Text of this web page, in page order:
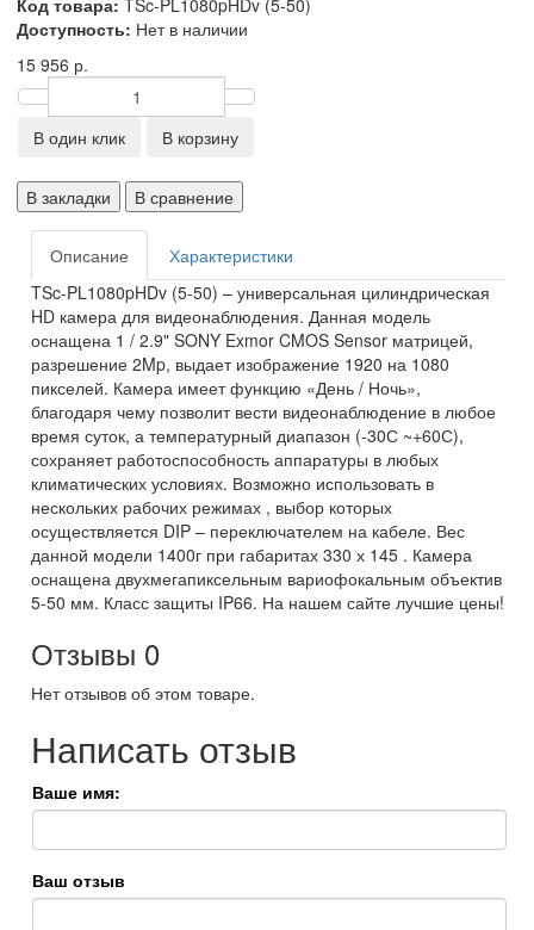
Код товара: TSc-PL1080pHDv (5-50)
Доступность: Нет в наличии
15 956 р.
В один клик В корзину
В закладки В сравнение
Описание
Характеристики
TSc-PL1080pHDv (5-50) – универсальная цилиндрическая
HD камера для видеонаблюдения. Данная модель
оснащена 1 / 2.9" SONY Exmor CMOS Sensor матрицей,
разрешение 2Mp, выдает изображение 1920 на 1080
пикселей. Камера имеет функцию «День / Ночь»,
благодаря чему позволит вести видеонаблюдение в любое
время суток, а температурный диапазон (-30С ~+60С),
сохраняет работоспособность аппаратуры в любых
климатических условиях. Возможно использовать в
нескольких рабочих режимах , выбор которых
осуществляется DIP – переключателем на кабеле. Вес
данной модели 1400г при габаритах 330 х 145 . Камера
оснащена двухмегапиксельным вариофокальным объектив
5-50 мм. Класс защиты IP66. На нашем сайте лучшие цены!
Отзывы 0
Нет отзывов об этом товаре.
Написать отзыв
Ваше имя:
Ваш отзыв